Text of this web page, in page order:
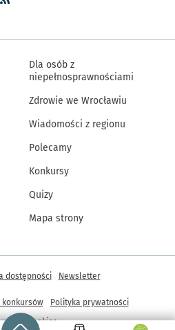
Strona główna - wroclaw.pl
Dla osób z
niepełnosprawnościami
Zdrowie we Wrocławiu
Wiadomości z regionu
Polecamy
Konkursy
Quizy
Mapa strony
dostępności Newsletter
konkursów
Polityka prywatności
cookies